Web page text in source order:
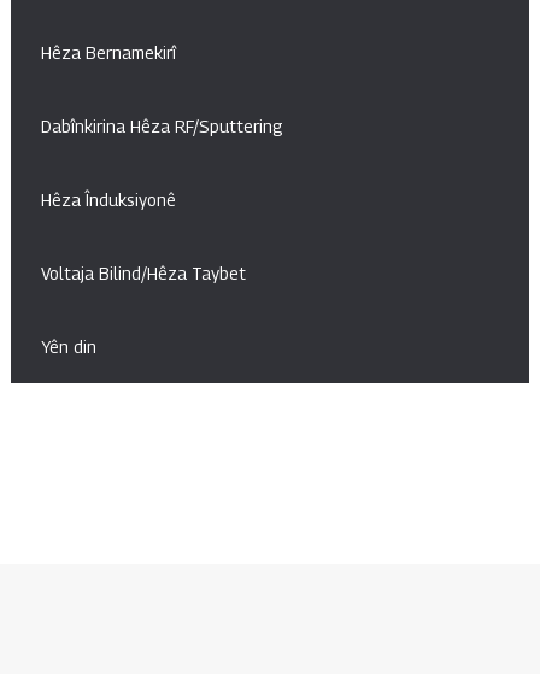
Hêza Bernamekirî
Dabînkirina Hêza RF/Sputtering
Hêza Înduksiyonê
Voltaja Bilind/Hêza Taybet
Yên din